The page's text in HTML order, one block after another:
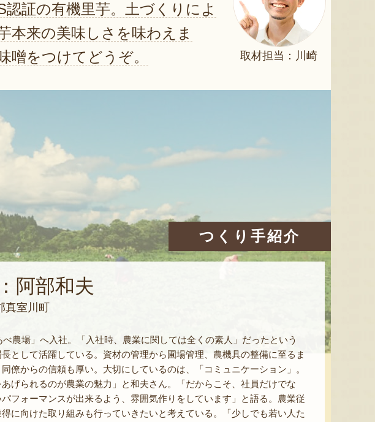
取材担当：川崎
証の有機里芋。土づくりによ
本来の美味しさを味わえま
噌をつけてどうぞ。
つくり手紹介
阿部和夫
真室川町
農場」へ入社。「入社時、農業に関しては全くの素人」だったという
として活躍している。資材の管理から圃場管理、農機具の整備に至るま
僚からの信頼も厚い。大切にしているのは、「コミュニケーション」。
げられるのが農業の魅力」と和夫さん。「だからこそ、社員だけでな
フォーマンスが出来るよう、雰囲気作りをしています」と語る。農業従
に向けた取り組みも行っていきたいと考えている。「少しでも若い人た